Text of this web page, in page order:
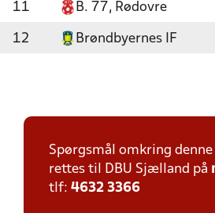
11 B. 77, Rødovre
12 Brøndbyernes IF
Spørgsmål omkring denne
rettes til DBU Sjælland på
tlf: 4632 3366